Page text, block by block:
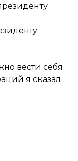
вести себя
я сказал